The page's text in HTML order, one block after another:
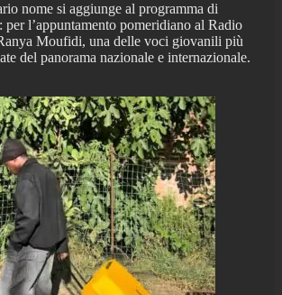
nome si aggiunge al programma di
per l’appuntamento pomeridiano al Radio
Moufidi, una delle voci giovanili più
del panorama nazionale e internazionale.